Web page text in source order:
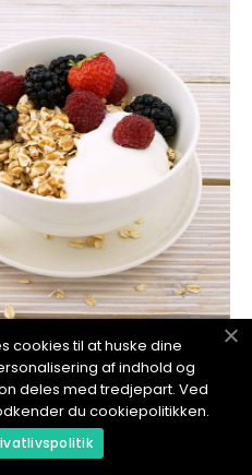
Oplevelse for
cookies til at huske dine
af indhold og
deles med tredjepart. Ved
du cookiepolitikken.